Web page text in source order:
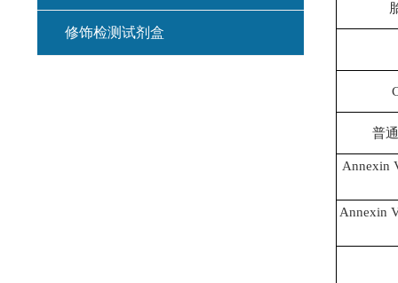
普
Annexin
Annexin
修饰检测试剂盒